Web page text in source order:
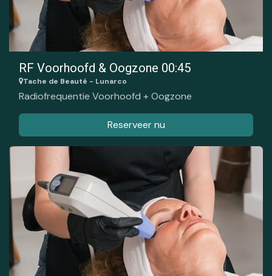
RF Voorhoofd & Oogzone 00:45
Tache de Beauté - Lunarco
Radiofrequentie Voorhoofd + Oogzone
Reserveer nu